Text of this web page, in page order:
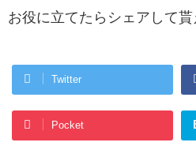
お役に立てたらシェアして貰
Twitter
Pocket